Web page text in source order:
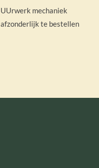
UUrwerk mechaniek
afzonderlijk te bestellen